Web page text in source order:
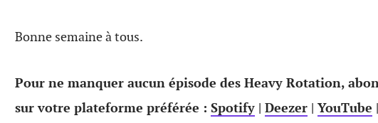
Bonne semaine à tous.
Pour ne manquer aucun épisode des Heavy Rotation,
sur votre plateforme préférée : Spotify | Deezer | YouTube |